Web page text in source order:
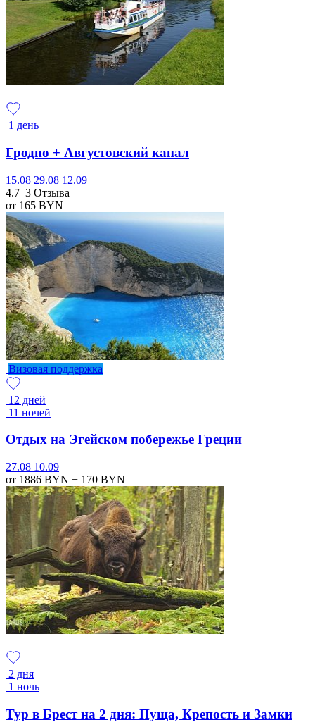
1 день
Гродно + Августовский канал
15.08 29.08 12.09
4.7 3 Отзыва
от 165 BYN
Визовая поддержка
12 дней
11 ночей
Отдых на Эгейском побережье Греции
27.08 10.09
от 1886 BYN + 170 BYN
2 дня
1 ночь
Тур в Брест на 2 дня: Пуща, Крепость и Замки